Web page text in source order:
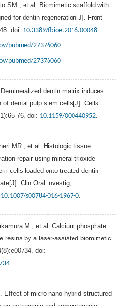
SM , et al. Biomimetic scaffold with
for dentin regeneration[J]. Front
doi: 10.3389/fbioe.2016.00048
pubmed/27376060
pubmed/27376060
Demineralized dentin matrix induces
of dental pulp stem cells[J]. Cells
76. doi: 10.1159/000440952
MR , et al. Histologic tissue
repair using mineral trioxide
cells loaded onto treated dentin
Clin Oral Investig
10.1007/s00784-016-1967-0
M , et al. Calcium phosphate
resins by a laser-assisted biomimetic
(8):e00734. doi:
Effect of micro-nano-hybrid structured